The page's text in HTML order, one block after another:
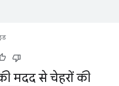
मदद से चेहरों की